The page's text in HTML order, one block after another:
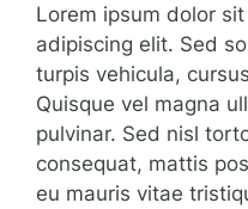
Lorem ipsum dolor
adipiscing elit. Sed
turpis vehicula,
Quisque vel magna
pulvinar. Sed nisl
consequat, mattis
eu mauris vitae